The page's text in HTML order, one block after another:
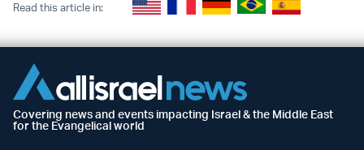
Read this article in:
Covering news and events impacting Israel & the Middle East
for the Evangelical world